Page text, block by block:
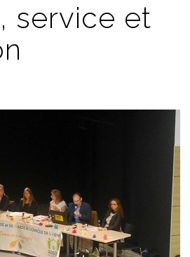
service et